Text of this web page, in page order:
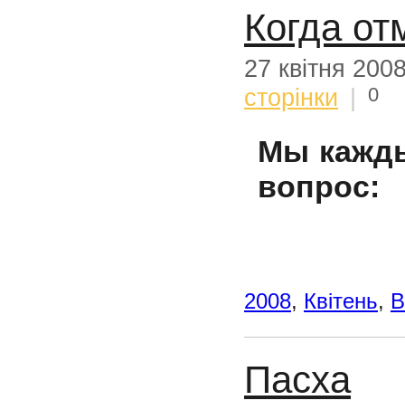
Когда
27 квітня
сторінки
0
Мы
вопрос:
2008, Квітень,
Пасха